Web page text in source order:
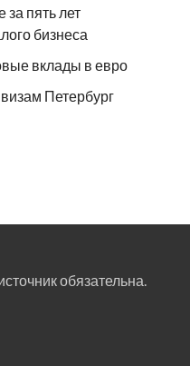
пять лет
бизнеса
вклады в евро
Петербург
обязательна.